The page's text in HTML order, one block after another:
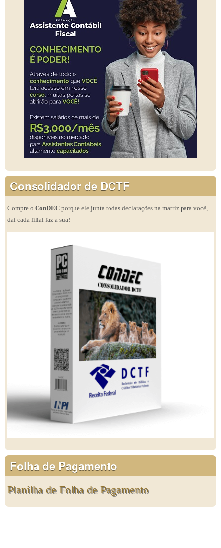
Consolidador de DCTF
Compre o ConDEC porque ele junta todas declarações na matriz para você,
daí cada filial faz a sua!
Folha de Pagamento
Planilha de Folha de Pagamento